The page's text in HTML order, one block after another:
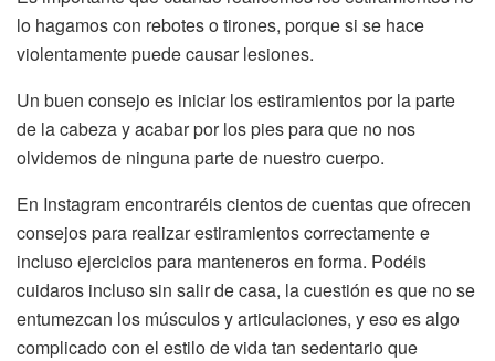
lo hagamos con rebotes o tirones, porque si se hace
violentamente puede causar lesiones.
Un buen consejo es iniciar los estiramientos por la parte
de la cabeza y acabar por los pies para que no nos
olvidemos de ninguna parte de nuestro cuerpo.
En Instagram encontraréis cientos de cuentas que ofrecen
consejos para realizar estiramientos correctamente e
incluso ejercicios para manteneros en forma. Podéis
cuidaros incluso sin salir de casa, la cuestión es que no se
entumezcan los músculos y articulaciones, y eso es algo
complicado con el estilo de vida tan sedentario que